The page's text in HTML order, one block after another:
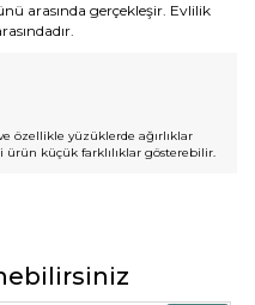
arasında gerçekleşir. Evlilik
özellikle yüzüklerde ağırlıklar
küçük farklılıklar gösterebilir.